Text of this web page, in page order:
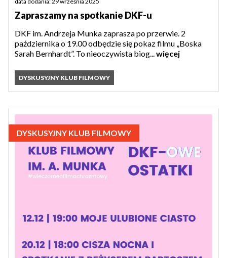
Zapraszamy na spotkanie DKF-u
DKF im. Andrzeja Munka zaprasza po przerwie. 2
października o 19.00 odbędzie się pokaz filmu „Boska
Sarah Bernhardt”. To nieoczywista biog...więcej
DYSKUSYJNY KLUB FILMOWY
DYSKUSYJNY KLUB FILMOWY